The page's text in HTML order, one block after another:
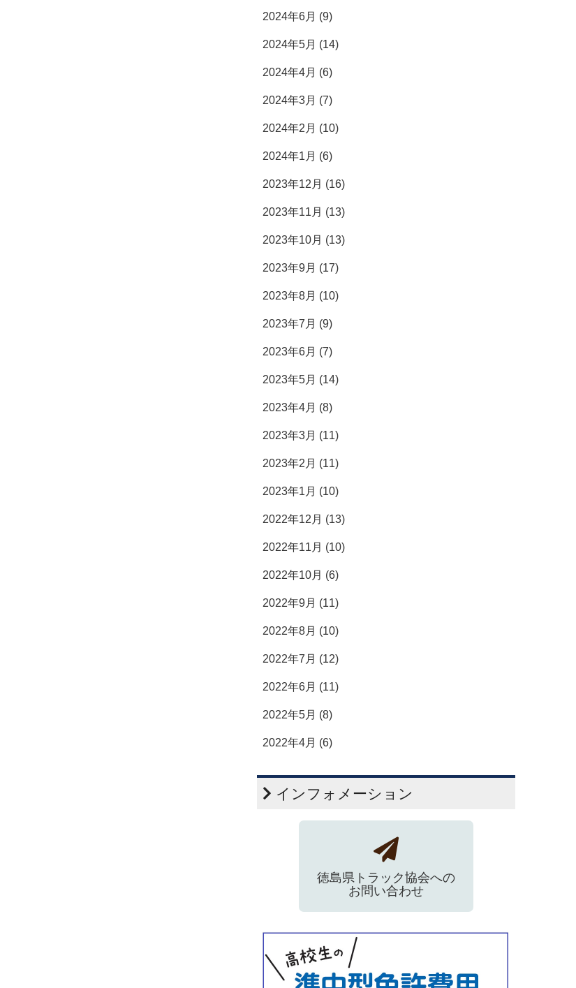
2024年6月 (9)
2024年5月 (14)
2024年4月 (6)
2024年3月 (7)
2024年2月 (10)
2024年1月 (6)
2023年12月 (16)
2023年11月 (13)
2023年10月 (13)
2023年9月 (17)
2023年8月 (10)
2023年7月 (9)
2023年6月 (7)
2023年5月 (14)
2023年4月 (8)
2023年3月 (11)
2023年2月 (11)
2023年1月 (10)
2022年12月 (13)
2022年11月 (10)
2022年10月 (6)
2022年9月 (11)
2022年8月 (10)
2022年7月 (12)
2022年6月 (11)
2022年5月 (8)
2022年4月 (6)
インフォメーション
徳島県トラック協会への
お問い合わせ